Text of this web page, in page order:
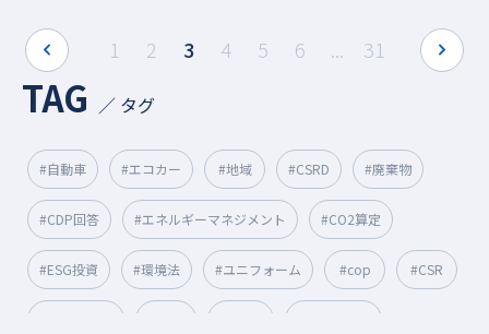
prev 1 2 3 4 5 6 ... 31 next
TAG ／ タグ
#自動車 #エコカー #地域 #CSRD #廃棄物
#CDP回答 #エネルギーマネジメント #CO2算定
#ESG投資 #環境法 #ユニフォーム #cop #CSR